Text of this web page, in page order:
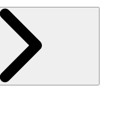
リティの取り組み（日本）
ティの取り組み（米国/英語）
ヒストリー
採用情報